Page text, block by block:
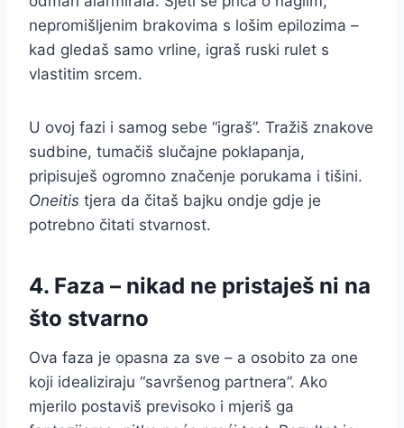
nepromišljenim brakovima s lošim epilozima –
kad gledaš samo vrline, igraš ruski rulet s
vlastitim srcem.
U ovoj fazi i samog sebe “igraš”. Tražiš znakove
sudbine, tumačiš slučajne poklapanja,
pripisuješ ogromno značenje porukama i tišini.
Oneitis tjera da čitaš bajku ondje gdje je
potrebno čitati stvarnost.
4. Faza – nikad ne pristaješ ni na
što stvarno
Ova faza je opasna za sve – a osobito za one
koji idealiziraju “savršenog partnera”. Ako
mjerilo postaviš previsoko i mjeriš ga